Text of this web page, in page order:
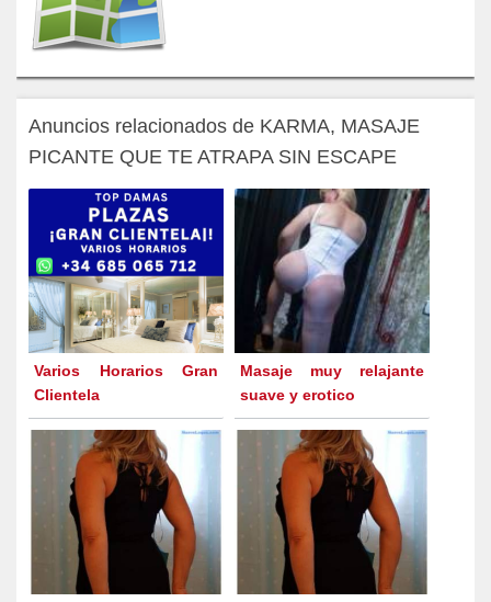
Anuncios relacionados de KARMA, MASAJE
PICANTE QUE TE ATRAPA SIN ESCAPE
Varios Horarios Gran
Clientela
Masaje muy relajante
suave y erotico